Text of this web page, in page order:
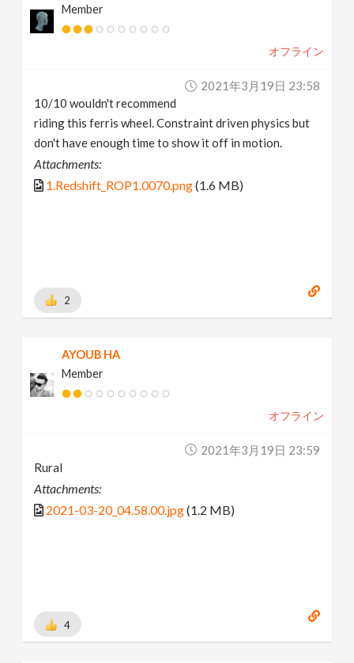
Member
オフライン
2021年3月19日 23:58
10/10 wouldn't recommend
riding this ferris wheel. Constraint driven physics but
don't have enough time to show it off in motion.
Attachments:
1.Redshift_ROP1.0070.png(1.6 MB)
2
AYOUB HA
Member
オフライン
2021年3月19日 23:59
Rural
Attachments:
2021-03-20_04.58.00.jpg(1.2 MB)
4